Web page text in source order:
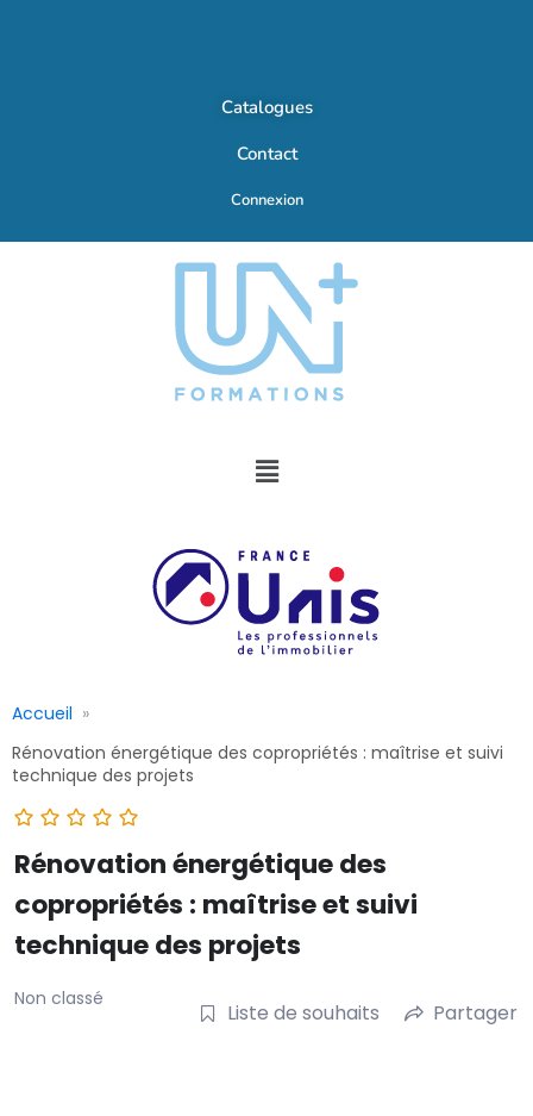
Catalogues
Contact
Connexion
Accueil
Rénovation énergétique des copropriétés : maîtrise et suivi
technique des projets
Rénovation énergétique des
copropriétés : maîtrise et suivi
technique des projets
Non classé
Liste de souhaits Partager